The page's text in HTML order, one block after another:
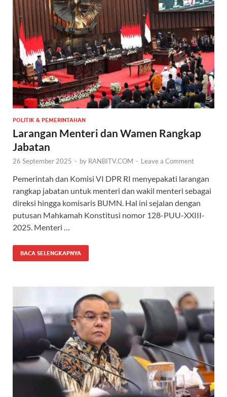
POLITIK & PEMERINTAHAN
Larangan Menteri dan Wamen Rangkap
Jabatan
26 September 2025 - by RANBITV.COM - Leave a Comment
Pemerintah dan Komisi VI DPR RI menyepakati larangan
rangkap jabatan untuk menteri dan wakil menteri sebagai
direksi hingga komisaris BUMN. Hal ini sejalan dengan
putusan Mahkamah Konstitusi nomor 128-PUU-XXIII-
2025. Menteri …
BACA SELENGKAPNYA